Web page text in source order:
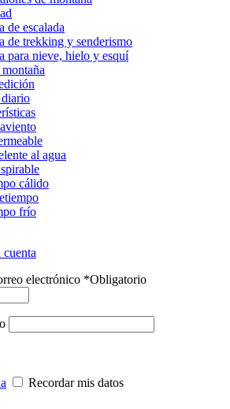
de escalada
de trekking y senderismo
para nieve, hielo y esquí
al agua
cálido
frío
cuenta
electrónico *Obligatorio
Recordar mis datos